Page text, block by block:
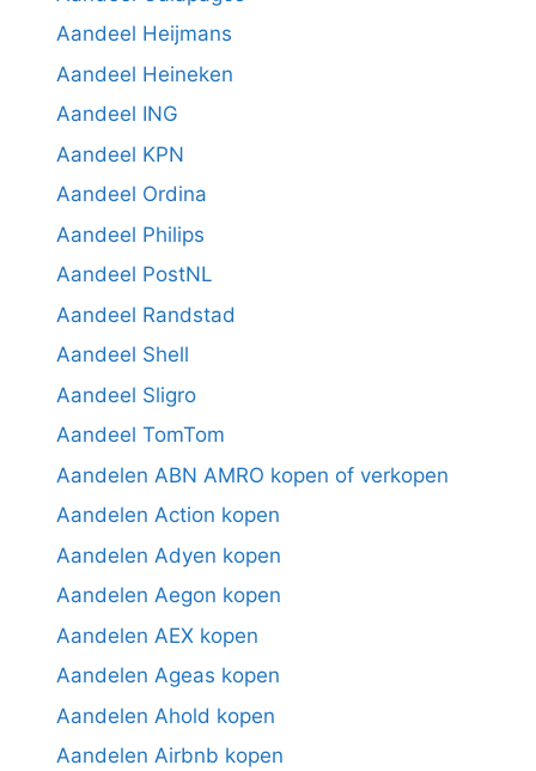
Aandeel Heijmans
Aandeel Heineken
Aandeel ING
Aandeel KPN
Aandeel Ordina
Aandeel Philips
Aandeel PostNL
Aandeel Randstad
Aandeel Shell
Aandeel Sligro
Aandeel TomTom
Aandelen ABN AMRO kopen of verkopen
Aandelen Action kopen
Aandelen Adyen kopen
Aandelen Aegon kopen
Aandelen AEX kopen
Aandelen Ageas kopen
Aandelen Ahold kopen
Aandelen Airbnb kopen